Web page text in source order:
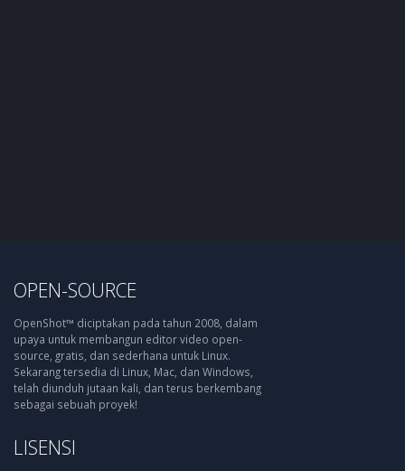
OPEN-SOURCE
OpenShot™ diciptakan pada tahun 2008, dalam
upaya untuk membangun editor video open-
source, gratis, dan sederhana untuk Linux.
Sekarang tersedia di Linux, Mac, dan Windows,
telah diunduh jutaan kali, dan terus berkembang
sebagai sebuah proyek!
LISENSI